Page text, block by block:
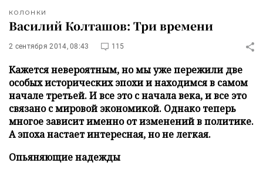
КОЛОНКИ
Василий Колташов: Три времени
2 сентября 2014, 08:43 115
Кажется невероятным, но мы уже пережили две
особых исторических эпохи и находимся в самом
начале третьей. И все это с начала века, и все это
связано с мировой экономикой. Однако теперь
многое зависит именно от изменений в политике.
А эпоха настает интересная, но не легкая.
Опьяняющие надежды